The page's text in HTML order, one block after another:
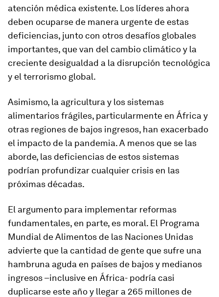
atención médica existente. Los líderes ahora
deben ocuparse de manera urgente de estas
deficiencias, junto con otros desafíos globales
importantes, que van del cambio climático y la
creciente desigualdad a la disrupción tecnológica
y el terrorismo global.
Asimismo, la agricultura y los sistemas
alimentarios frágiles, particularmente en África y
otras regiones de bajos ingresos, han exacerbado
el impacto de la pandemia. A menos que se las
aborde, las deficiencias de estos sistemas
podrían profundizar cualquier crisis en las
próximas décadas.
El argumento para implementar reformas
fundamentales, en parte, es moral. El Programa
Mundial de Alimentos de las Naciones Unidas
advierte que la cantidad de gente que sufre una
hambruna aguda en países de bajos y medianos
ingresos –inclusive en África- podría casi
duplicarse este año y llegar a 265 millones de